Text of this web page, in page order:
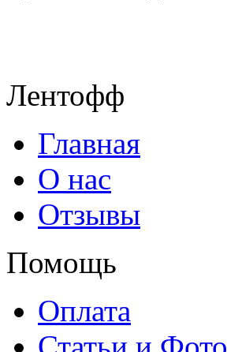
Лентофф
Главная
О нас
Отзывы
Помощь
Оплата